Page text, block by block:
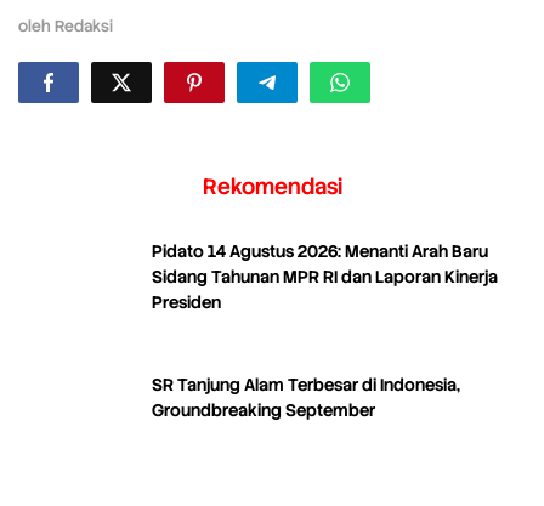
oleh Redaksi
Rekomendasi
Pidato 14 Agustus 2026: Menanti Arah Baru
Sidang Tahunan MPR RI dan Laporan Kinerja
Presiden
SR Tanjung Alam Terbesar di Indonesia,
Groundbreaking September